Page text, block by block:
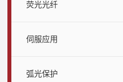
荧光光纤
伺服应用
弧光保护